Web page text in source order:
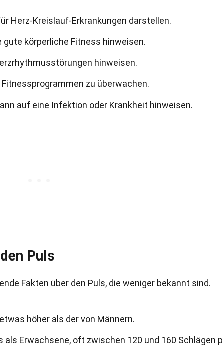
Herz-Kreislauf-Erkrankungen darstellen.
gute körperliche Fitness hinweisen.
hinweisen.
zu überwachen.
auf eine Infektion oder Krankheit hinweisen.
Puls
Fakten über den Puls, die weniger bekannt sind.
höher als der von Männern.
als Erwachsene, oft zwischen 120 und 160 Schlägen